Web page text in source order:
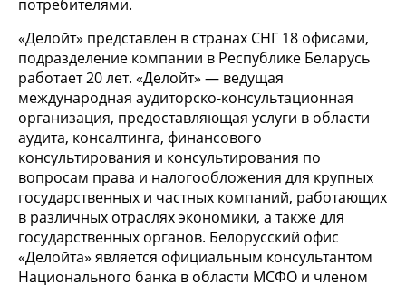
потребителями.
«Делойт» представлен в странах СНГ 18 офисами,
подразделение компании в Республике Беларусь
работает 20 лет. «Делойт» — ведущая
международная аудиторско-консультационная
организация, предоставляющая услуги в области
аудита, консалтинга, финансового
консультирования и консультирования по
вопросам права и налогообложения для крупных
государственных и частных компаний, работающих
в различных отраслях экономики, а также для
государственных органов. Белорусский офис
«Делойта» является официальным консультантом
Национального банка в области МСФО и членом